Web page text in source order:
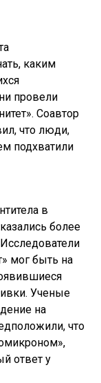
каким
провели
Соавтор
что люди,
подхватили
в
более
мог быть на
Ученые
на
что
ответ у